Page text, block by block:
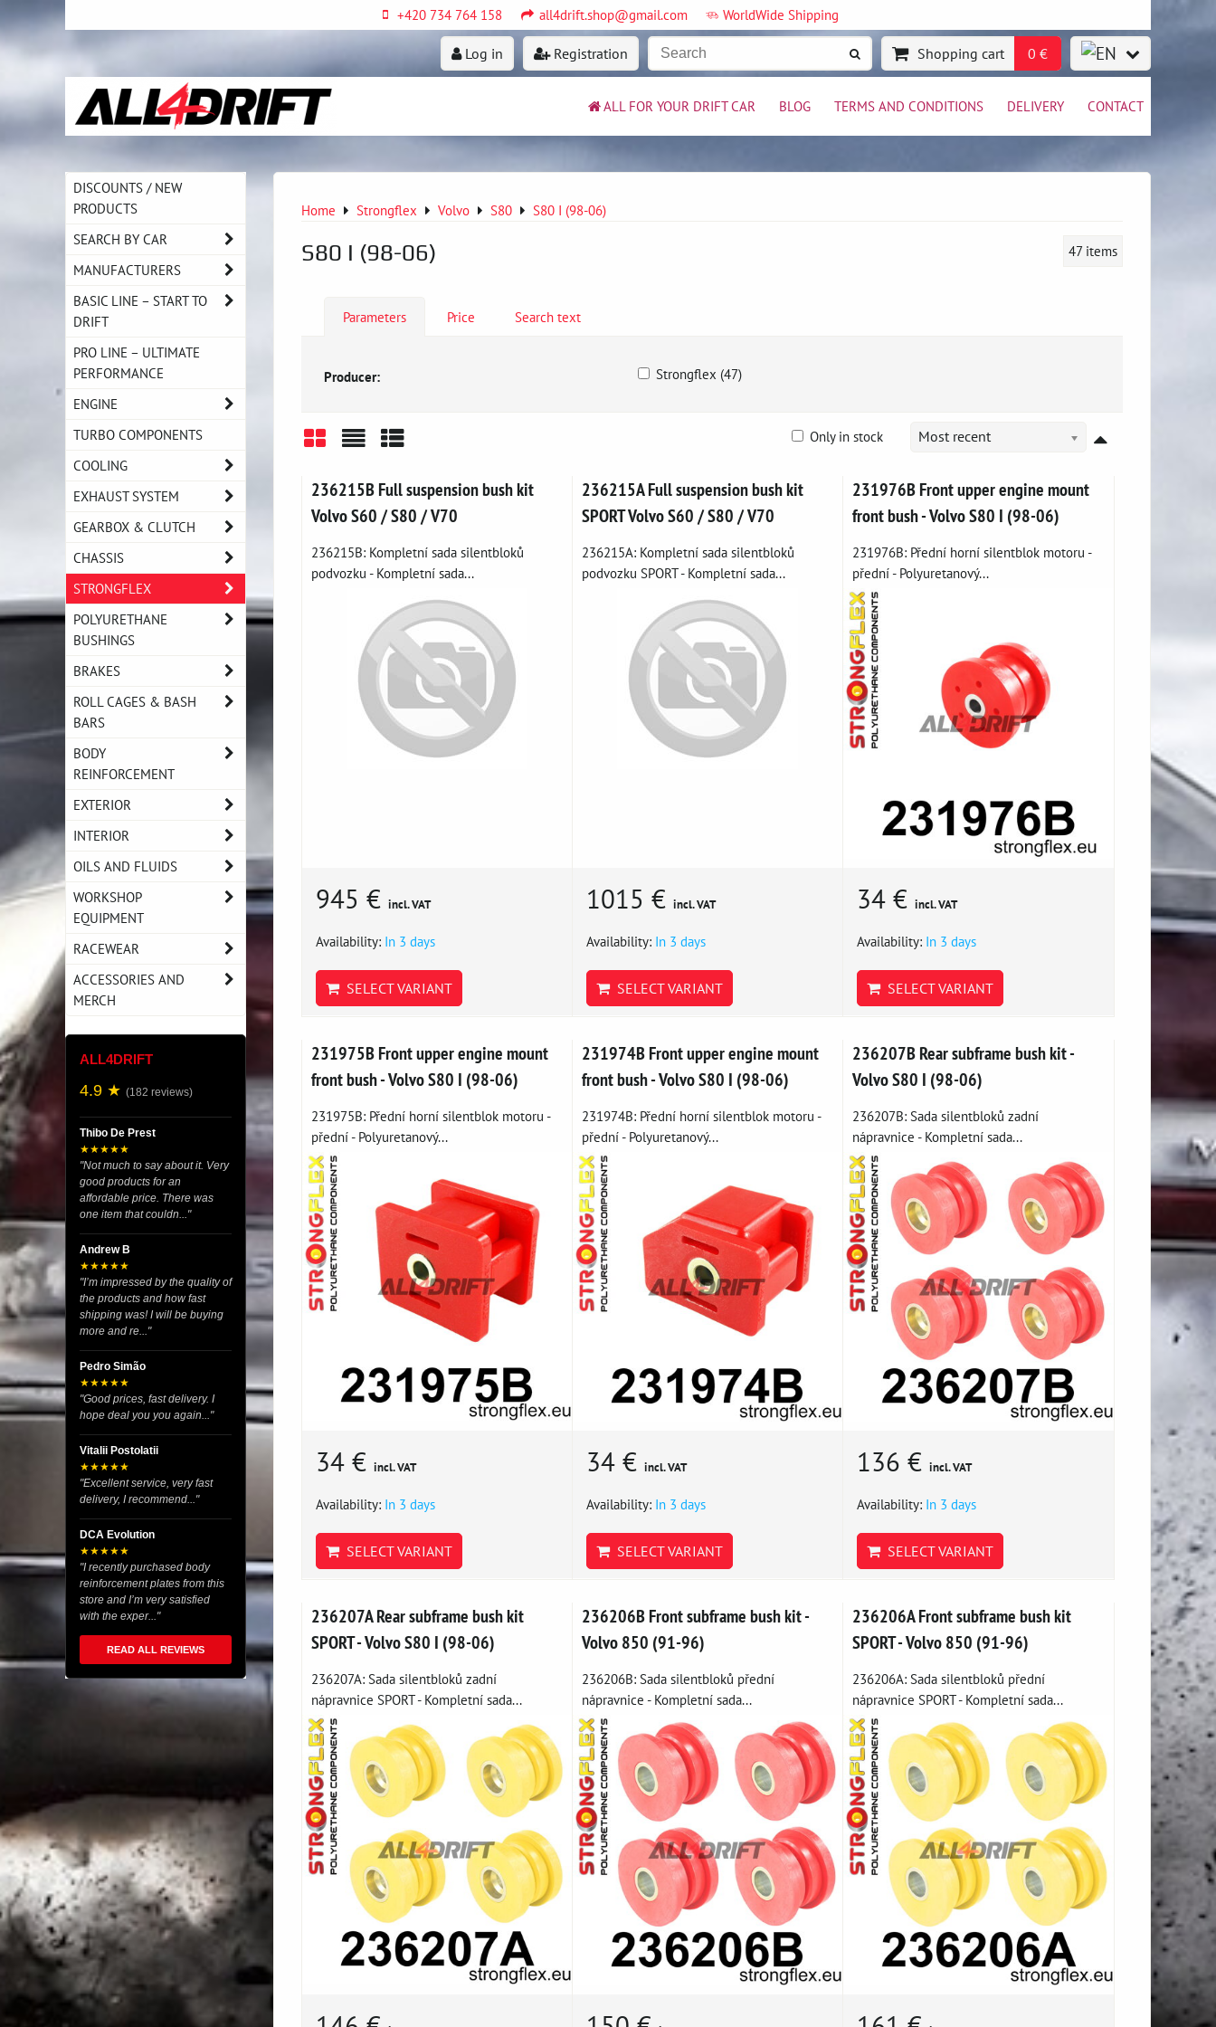
+420 734 764 158 all4drift.shop@gmail.com WorldWide Shipping
Log in Registration Shopping cart 0 €
ALL FOR YOUR DRIFT CAR BLOG TERMS AND CONDITIONS DELIVERY CONTACT
Home Strongflex Volvo S80 S80 I (98-06)
S80 I (98-06) 47 items
Parameters Price Search text
Producer: Strongflex (47)
Most recent
Only in stock
236215B Full suspension bush kit
Volvo S60 / S80 / V70
236215B: Kompletní sada silentbloků
podvozku - Kompletní sada...
945 € incl. VAT
Availability: In 3 days
SELECT VARIANT
236215A Full suspension bush kit
SPORT Volvo S60 / S80 / V70
236215A: Kompletní sada silentbloků
podvozku SPORT - Kompletní sada...
1015 € incl. VAT
Availability: In 3 days
SELECT VARIANT
231976B Front upper engine mount
front bush - Volvo S80 I (98-06)
231976B: Přední horní silentblok motoru -
přední - Polyuretanový...
34 €incl. VAT
Availability: In 3 days
SELECT VARIANT
231975B Front upper engine mount
front bush - Volvo S80 I (98-06)
231975B: Přední horní silentblok motoru -
přední - Polyuretanový...
34 € incl. VAT
Availability: In 3 days
SELECT VARIANT
231974B Front upper engine mount
front bush - Volvo S80 I (98-06)
231974B: Přední horní silentblok motoru -
přední - Polyuretanový...
34 € incl. VAT
Availability: In 3 days
SELECT VARIANT
236207B Rear subframe bush kit -
Volvo S80 I (98-06)
236207B: Sada silentbloků zadní
nápravnice - Kompletní sada...
136 €incl. VAT
Availability: In 3 days
SELECT VARIANT
236207A Rear subframe bush kit
SPORT - Volvo S80 I (98-06)
236207A: Sada silentbloků zadní
nápravnice SPORT - Kompletní sada...
236206B Front subframe bush kit -
Volvo 850 (91-96)
236206B: Sada silentbloků přední
nápravnice - Kompletní sada...
236206A Front subframe bush kit
SPORT - Volvo 850 (91-96)
236206A: Sada silentbloků přední
nápravnice SPORT - Kompletní sada...
DISCOUNTS / NEW
PRODUCTS
SEARCH BY CAR
MANUFACTURERS
BASIC LINE – START TO
DRIFT
PRO LINE – ULTIMATE
PERFORMANCE
ENGINE
TURBO COMPONENTS
COOLING
EXHAUST SYSTEM
GEARBOX & CLUTCH
CHASSIS
STRONGFLEX
POLYURETHANE
BUSHINGS
BRAKES
ROLL CAGES & BASH
BARS
BODY
REINFORCEMENT
EXTERIOR
INTERIOR
OILS AND FLUIDS
WORKSHOP
EQUIPMENT
RACEWEAR
ACCESSORIES AND
MERCH
ALL4DRIFT
4.9 ★ (182 reviews)
Thibo De Prest
★★★★★
"Not much to say about it. Very
good products for an
affordable price. There was
one item that couldn..."
Andrew B
★★★★★
"I’m impressed by the quality of
the products and how fast
shipping was! I will be buying
more and re..."
Pedro Simão
★★★★★
"Good prices, fast delivery. I
hope deal you you again..."
Vitalii Postolatii
★★★★★
"Excellent service, very fast
delivery, I recommend..."
DCA Evolution
★★★★★
"I recently purchased body
reinforcement plates from this
store and I’m very satisfied
with the exper..."
READ ALL REVIEWS